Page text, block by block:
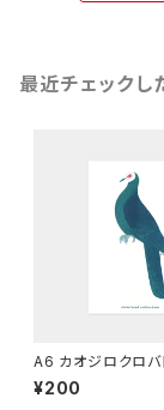
最近チェックし
A6 カオジロクロバ
フ
¥200